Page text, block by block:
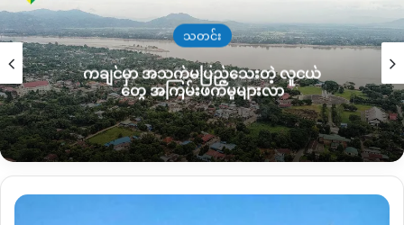
အလားတူ ဧပြီ
စီတာပူရပ်ကွက်မနောကွင်းရှေ့လမ်းမကြီး
မှာ ဆိုင်ကယ်တစ်စီးနဲ့ သုံးဘီးဆိုင်ကယ်တိုက်မိခဲ့ပြီး ဆိုင်ကယ်
မောင်းတဲ့ အသက် ၄၀အရွယ်အမျိုးသားတစ်ဦး ဦးခေါင်း၊ နဖူး၊
ညာ
ဖက်ဗိုက်စတဲ့နေရာတွေမှာ ထိခိုက်ဒဏ်ရာတွေရပြီးသေဆုံးခဲ့တဲ့
ဖြစ်စဉ်ရှိခဲ့ပါတယ်။
ဧပြီလ ၇ ရက်နေ့မှာလည်း မြို့သစ်ကြီးဈေးအနီး စက်ဘီးစီးလာတဲ့
ကလေးနှစ်ဦးကိုသဲကျောက်ကားနဲ့ တိုက်မိပြီး အသက် ၉ နှစ်အရွယ်
ကာ
သတင်း
ကချင်မှာ အသက်မပြည့်သေးတဲ့ လူငယ်
တွေ အကြမ်းဖက်မှုများလာ
အာဏာသိမ်း